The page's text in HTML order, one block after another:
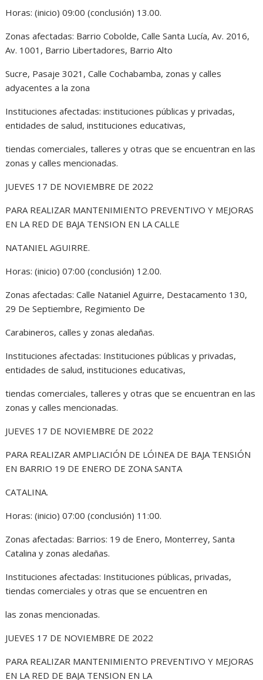
Horas: (inicio) 09:00 (conclusión) 13.00.
Zonas afectadas: Barrio Cobolde, Calle Santa Lucía, Av. 2016,
Av. 1001, Barrio Libertadores, Barrio Alto
Sucre, Pasaje 3021, Calle Cochabamba, zonas y calles
adyacentes a la zona
Instituciones afectadas: instituciones públicas y privadas,
entidades de salud, instituciones educativas,
tiendas comerciales, talleres y otras que se encuentran en las
zonas y calles mencionadas.
JUEVES 17 DE NOVIEMBRE DE 2022
PARA REALIZAR MANTENIMIENTO PREVENTIVO Y MEJORAS
EN LA RED DE BAJA TENSION EN LA CALLE
NATANIEL AGUIRRE.
Horas: (inicio) 07:00 (conclusión) 12.00.
Zonas afectadas: Calle Nataniel Aguirre, Destacamento 130,
29 De Septiembre, Regimiento De
Carabineros, calles y zonas aledañas.
Instituciones afectadas: Instituciones públicas y privadas,
entidades de salud, instituciones educativas,
tiendas comerciales, talleres y otras que se encuentran en las
zonas y calles mencionadas.
JUEVES 17 DE NOVIEMBRE DE 2022
PARA REALIZAR AMPLIACIÓN DE LÓINEA DE BAJA TENSIÓN
EN BARRIO 19 DE ENERO DE ZONA SANTA
CATALINA.
Horas: (inicio) 07:00 (conclusión) 11:00.
Zonas afectadas: Barrios: 19 de Enero, Monterrey, Santa
Catalina y zonas aledañas.
Instituciones afectadas: Instituciones públicas, privadas,
tiendas comerciales y otras que se encuentren en
las zonas mencionadas.
JUEVES 17 DE NOVIEMBRE DE 2022
PARA REALIZAR MANTENIMIENTO PREVENTIVO Y MEJORAS
EN LA RED DE BAJA TENSION EN LA